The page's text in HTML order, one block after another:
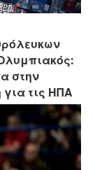
στην
τις ΗΠΑ